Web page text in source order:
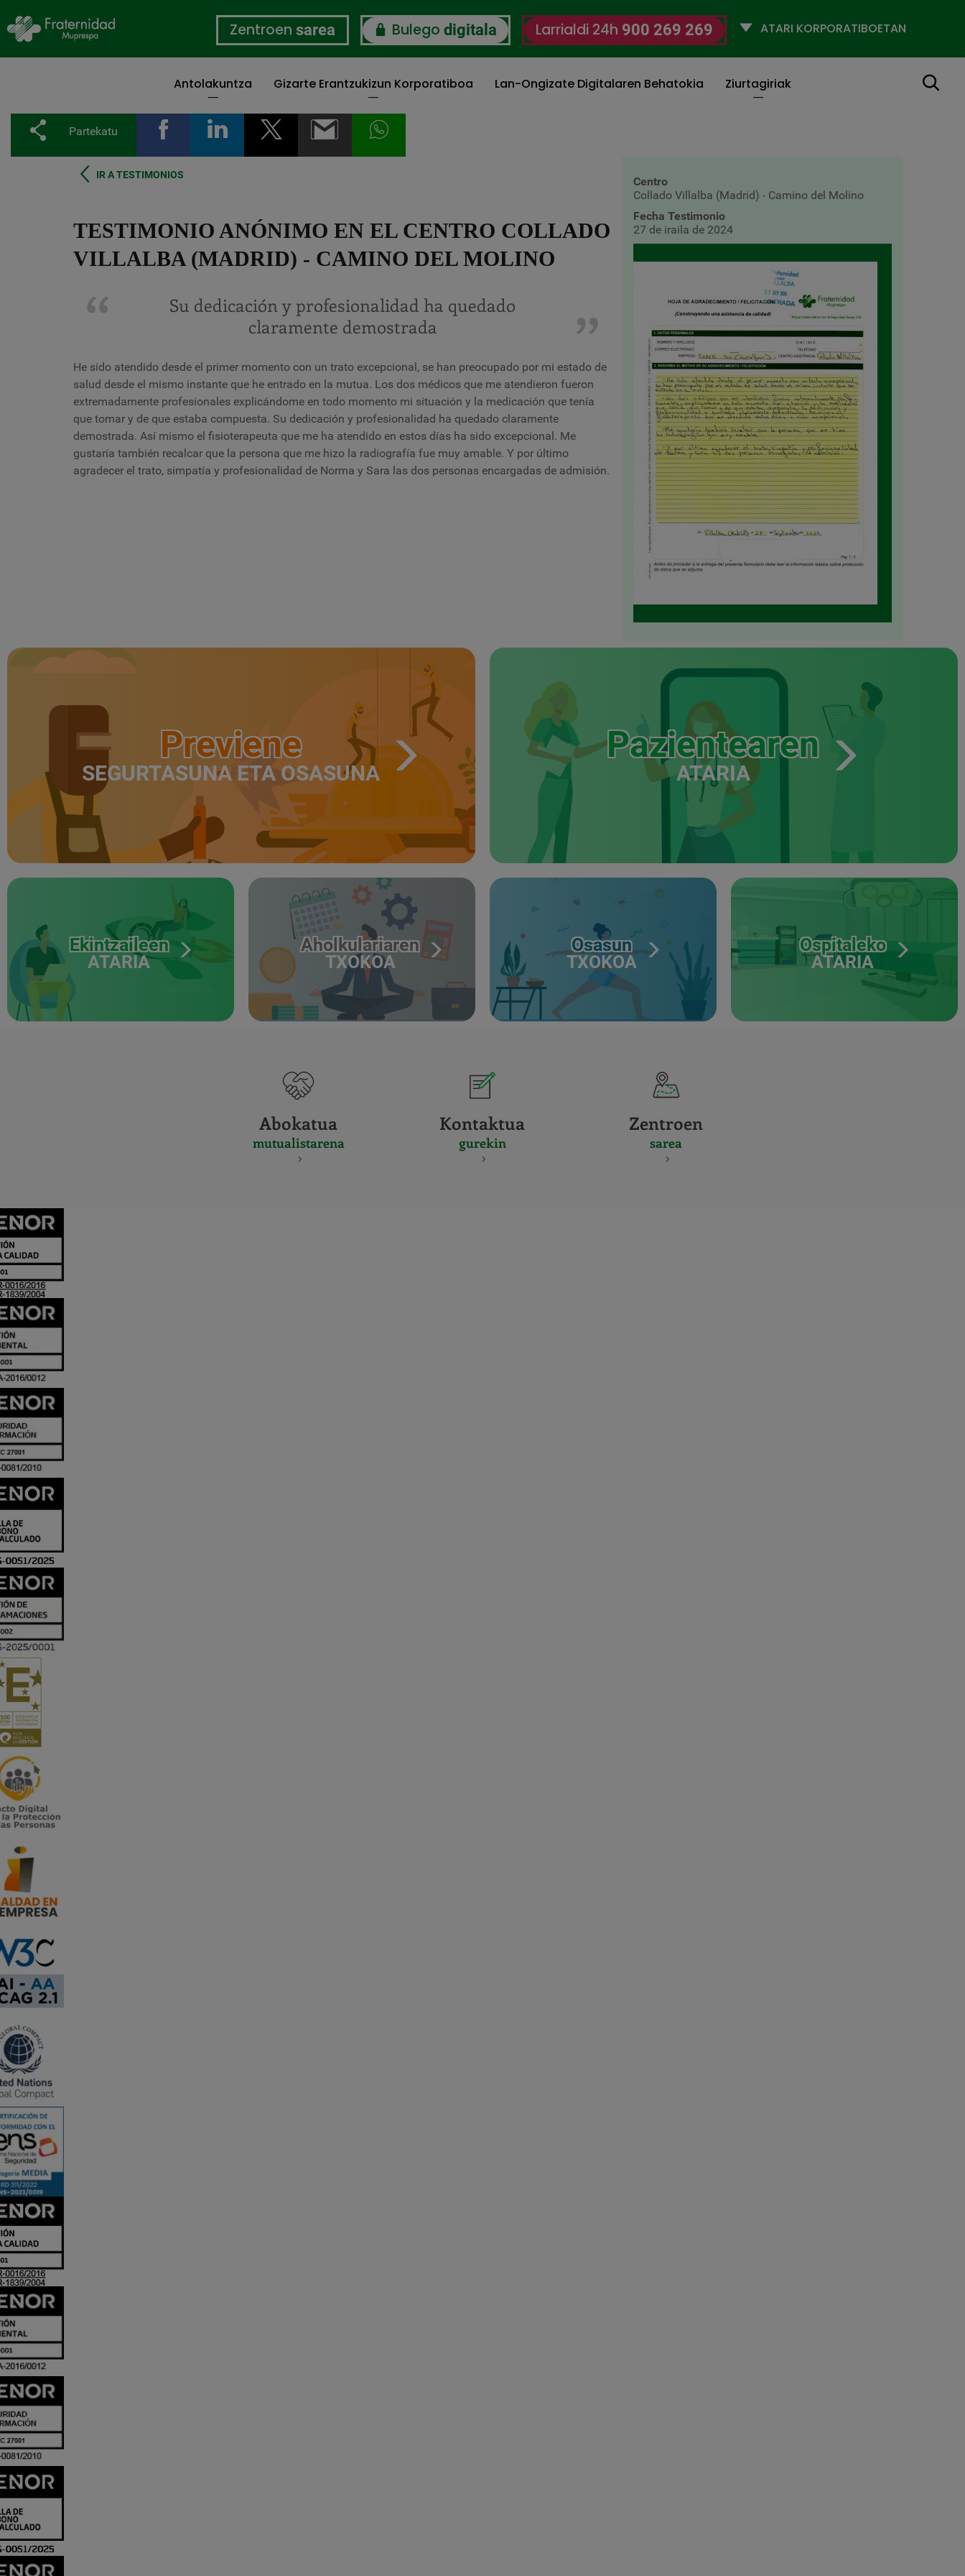
Zentroen sarea Bulego digitala Larrialdi 24h 900 269 269
Selecciona
Antolakuntza Gizarte Erantzukizun Korporatiboa Lan-Ongizate Digitalaren Behatokia Ziurtagiriak Bilatu
Partekatu
IR A TESTIMONIOS
TESTIMONIO ANÓNIMO EN EL CENTRO COLLADO
VILLALBA (MADRID) - CAMINO DEL MOLINO
Su dedicación y profesionalidad ha quedado
claramente demostrada
He sido atendido desde el primer momento con un trato excepcional, se han preocupado por mi estado de
salud desde el mismo instante que he entrado en la mutua. Los dos médicos que me atendieron fueron
extremadamente profesionales explicándome en todo momento mi situación y la medicación que tenía
que tomar y de que estaba compuesta. Su dedicación y profesionalidad ha quedado claramente
demostrada. Así mismo el fisioterapeuta que me ha atendido en estos días ha sido excepcional. Me
gustaría también recalcar que la persona que me hizo la radiografía fue muy amable. Y por último
agradecer el trato, simpatía y profesionalidad de Norma y Sara las dos personas encargadas de admisión.
Centro
Collado Villalba (Madrid) - Camino del Molino
Fecha Testimonio
27 de iraila de 2024
Previene
SEGURTASUNA ETA OSASUNA
Pazientearen
ATARIA
Ekintzaileen
ATARIA
Aholkulariaren
TXOKOA
Osasun
TXOKOA
Ospitaleko
ATARIA
Abokatua
mutualistarena
Kontaktua
gurekin
Zentroen
sarea